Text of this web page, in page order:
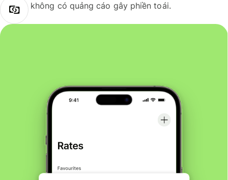
không có quảng cáo gây phiền toái.